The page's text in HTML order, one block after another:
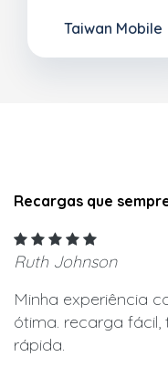
Taiwan Mobile
Recargas que
Ruth Johnson
Minha experiência
ótima. recarga
rápida.